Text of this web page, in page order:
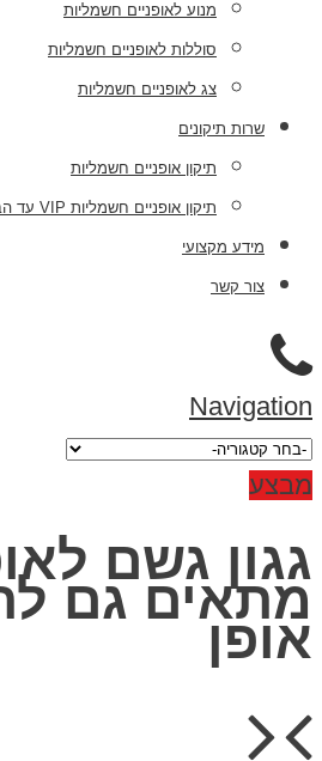
מנוע לאופניים חשמליות
סוללות לאופניים חשמליות
צג לאופניים חשמליות
שרות תיקונים
תיקון אופניים חשמליות
תיקון אופניים חשמליות VIP עד הבית 03-6918944
מידע מקצועי
צור קשר
גשם
גם